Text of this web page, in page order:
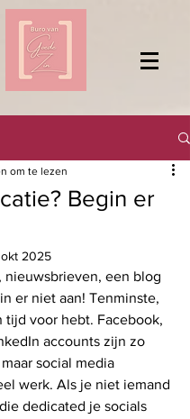
Begin er
om te lezen
2025
nieuwsbrieven, een blog
er niet aan! Tenminste,
tijd voor hebt. Facebook,
accounts zijn zo
social media
werk. Als je niet iemand
dedicated je socials